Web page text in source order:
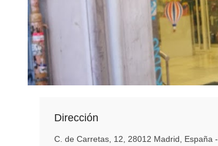
Dirección
C. de Carretas, 12, 28012 Madrid, España -